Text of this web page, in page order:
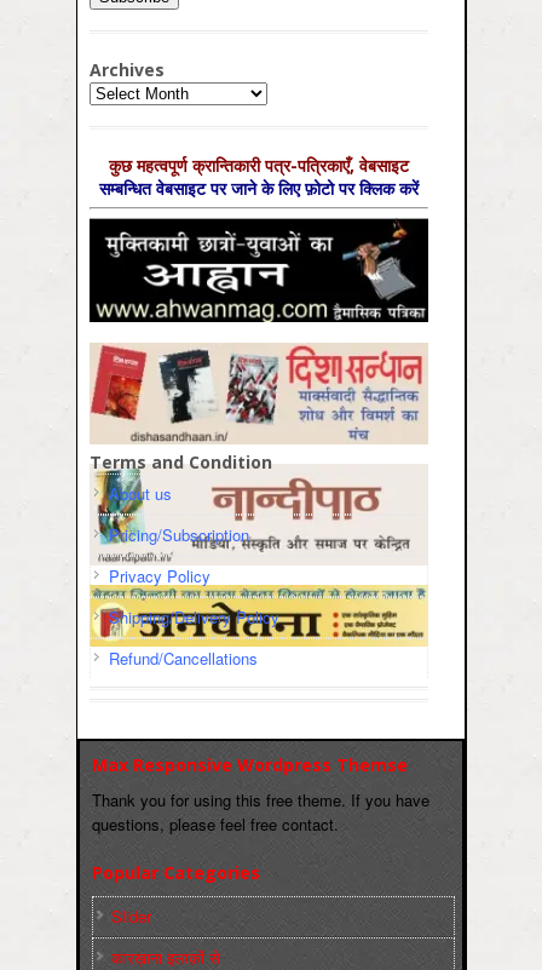
Archives
Archives
कुछ महत्‍वपूर्ण क्रान्तिकारी पत्र-पत्रिकाएँ, वेबसाइट
सम्‍बन्धित वेबसाइट पर जाने के लिए फ़ोटो पर क्लिक करें
Terms and Condition
About us
Pricing/Subscription
Privacy Policy
Shipping/Delivery Policy
Refund/Cancellations
Max Responsive Wordpress Themse
Thank you for using this free theme. If you have
questions, please feel free contact.
Popular Categories
Slider
कारख़ाना इलाक़ों से